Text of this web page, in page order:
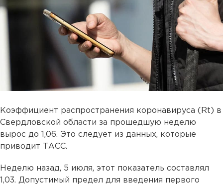
Коэффициент распространения коронавируса (Rt) в
Свердловской области за прошедшую неделю
вырос до 1,06. Это следует из данных, которые
приводит ТАСС.
Неделю назад, 5 июля, этот показатель составлял
1,03. Допустимый предел для введения первого